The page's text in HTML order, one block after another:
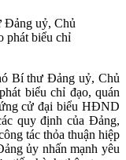
Đảng uỷ, Chủ
phát biểu chỉ
Bí thư Đảng uỷ, Chủ
biểu chỉ đạo, quán
cử đại biểu HĐND
quy định của Đảng,
tác thỏa thuận hiệp
ủy nhấn mạnh yêu